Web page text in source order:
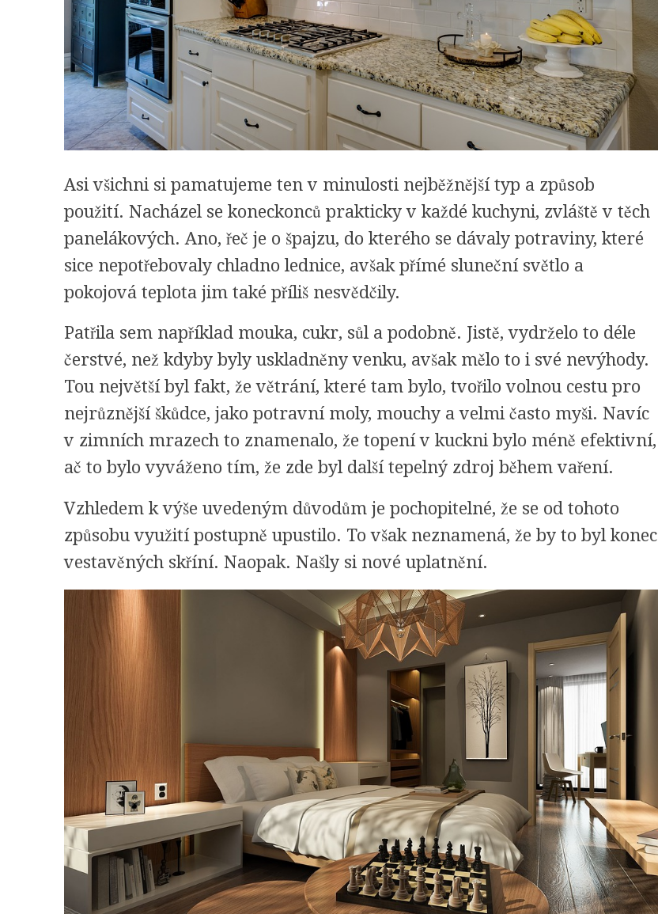
Asi všichni si pamatujeme ten v minulosti nejběžnější typ a způsob
použití. Nacházel se koneckonců prakticky v každé kuchyni, zvláště v těch
panelákových. Ano, řeč je o špajzu, do kterého se dávaly potraviny, které
sice nepotřebovaly chladno lednice, avšak přímé sluneční světlo a
pokojová teplota jim také příliš nesvědčily.
Patřila sem například mouka, cukr, sůl a podobně. Jistě, vydrželo to déle
čerstvé, než kdyby byly uskladněny venku, avšak mělo to i své nevýhody.
Tou největší byl fakt, že větrání, které tam bylo, tvořilo volnou cestu pro
nejrůznější škůdce, jako potravní moly, mouchy a velmi často myši. Navíc
v zimních mrazech to znamenalo, že topení v kuckni bylo méně efektivní,
ač to bylo vyváženo tím, že zde byl další tepelný zdroj během vaření.
Vzhledem k výše uvedeným důvodům je pochopitelné, že se od tohoto
způsobu využití postupně upustilo. To však neznamená, že by to byl konec
vestavěných skříní. Naopak. Našly si nové uplatnění.